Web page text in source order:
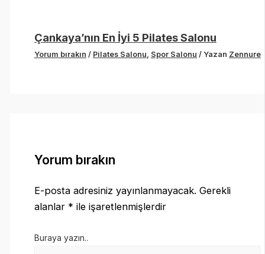
Çankaya’nın En İyi 5 Pilates Salonu
Yorum bırakın / Pilates Salonu Spor Salonu / Yazan Zennure
Yorum bırakın
E-posta adresiniz yayınlanmayacak. Gerekli
alanlar * ile işaretlenmişlerdir
Buraya yazın..